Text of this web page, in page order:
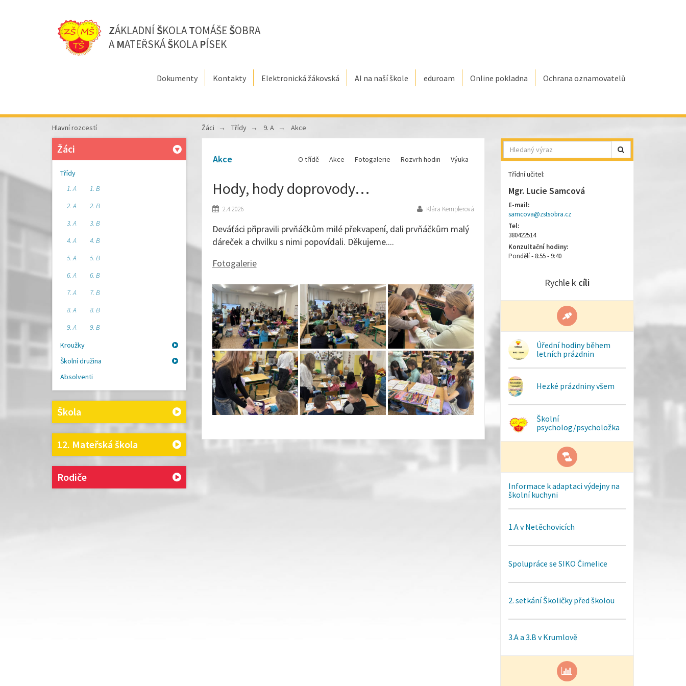
ZÁKLADNÍ ŠKOLATOMÁŠE ŠOBRA
AMATEŘSKÁŠKOLAPÍSEK
Dokumenty Kontakty Elektronická žákovská AI na naší škole eduroam Online pokladna Ochrana oznamovatelů
Hlavní rozcestí
Žáci
Třídy
1. A
1. B
2. A
2. B
3. A
3. B
4. A
4. B
5. A
5. B
6. A
6. B
7. A
7. B
8. A
8. B
9. A
9. B
Kroužky
Školní družina
Absolventi
Škola
12. Mateřská škola
Rodiče
Žáci Třídy 9. A Akce
Akce O třídě Akce Fotogalerie Rozvrh hodin Výuka
Hody, hody doprovody…
Klára Kempferová
2.4.2026
Deváťáci připravili prvňáčkům milé překvapení, dali prvňáčkům malý
dáreček a chvilku s nimi popovídali. Děkujeme....
Fotogalerie
Hledat
Třídní učitel:
Mgr. Lucie Samcová
E-mail:
samcova@zstsobra.cz
Tel:
380422514
Konzultační hodiny:
Pondělí - 8:55 - 9:40
Rychle k cíli
Úřední hodiny během
letních prázdnin
Hezké prázdniny všem
Školní
psycholog/psycholožka
Informace k adaptaci výdejny na
školní kuchyni
1.A v Netěchovicích
Spolupráce se SIKO Čimelice
2. setkání Školičky před školou
3.A a 3.B v Krumlově